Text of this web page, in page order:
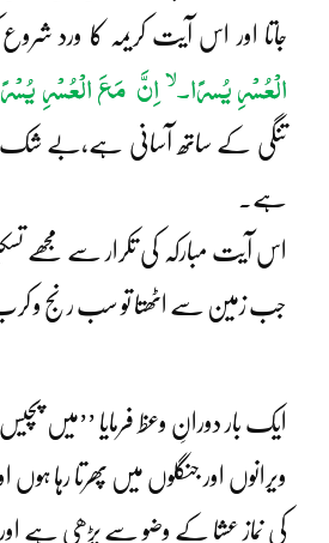
جاتا اور اس آیت کریمہ کا ورد
الْعُسْرِ یُسرًا۔لااِنَّ مَعَ الْعُسْرِ
تنگی کے ساتھ آسانی ہے،بے شک
ہے۔
اس آیت مبارکہ کی تکرار سے مجھے
جب زمین سے اٹھتا تو سب رنج و کرب
ایک بار دورانِ وعظ فرمایا ’’میں
ویرانوں اور جنگلوں میں پھرتا رہا
کی نماز عشا کے وضو سے پڑھی ہے